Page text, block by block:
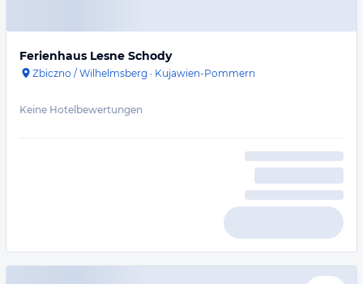
Ferienhaus Lesne Schody
Zbiczno / Wilhelmsberg · Kujawien-Pommern
Keine Hotelbewertungen